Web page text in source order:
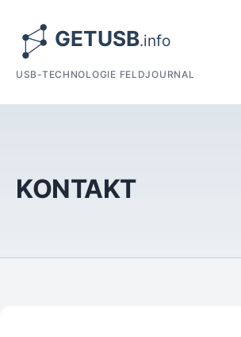
USB-TECHNOLOGIE FELDJOURNAL
KONTAKT